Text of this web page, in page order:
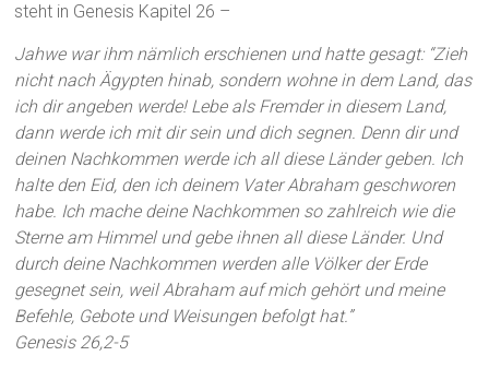
steht in Genesis Kapitel 26 –
Jahwe war ihm nämlich erschienen und hatte gesagt: “Zieh
nicht nach Ägypten hinab, sondern wohne in dem Land, das
ich dir angeben werde! Lebe als Fremder in diesem Land,
dann werde ich mit dir sein und dich segnen. Denn dir und
deinen Nachkommen werde ich all diese Länder geben. Ich
halte den Eid, den ich deinem Vater Abraham geschworen
habe. Ich mache deine Nachkommen so zahlreich wie die
Sterne am Himmel und gebe ihnen all diese Länder. Und
durch deine Nachkommen werden alle Völker der Erde
gesegnet sein, weil Abraham auf mich gehört und meine
Befehle, Gebote und Weisungen befolgt hat.”
Genesis 26,2-5